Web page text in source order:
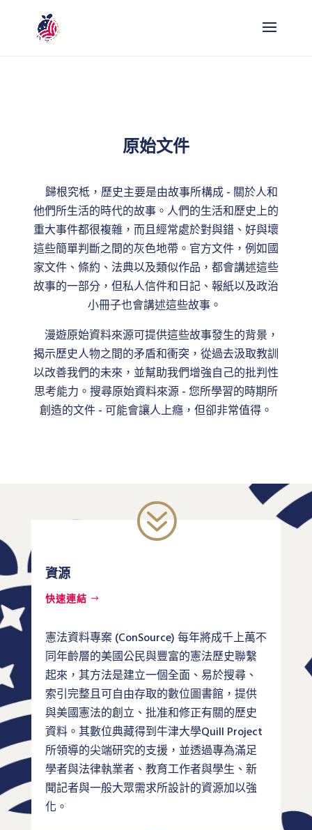
原始文件
歸根究柢，歷史主要是由故事所構成 - 關於人和
他們所生活的時代的故事。人們的生活和歷史上的
重大事件都很複雜，而且經常處於對與錯、好與壞
這些簡單判斷之間的灰色地帶。官方文件，例如國
家文件、條約、法典以及類似作品，都會講述這些
故事的一部分，但私人信件和日記、報紙以及政治
小冊子也會講述這些故事。
漫遊原始資料來源可提供這些故事發生的背景，
揭示歷史人物之間的矛盾和衝突，從過去汲取教訓
以改善我們的未來，並幫助我們增強自己的批判性
思考能力。搜尋原始資料來源 - 您所學習的時期所
創造的文件 - 可能會讓人上癮，但卻非常值得。
?
資源
快速連結
憲法資料專案 (ConSource) 每年將成千上萬不
同年齡層的美國公民與豐富的憲法歷史聯繫
起來，其方法是建立一個全面、易於搜尋、
索引完整且可自由存取的數位圖書館，提供
與美國憲法的創立、批准和修正有關的歷史
資料。其數位典藏得到牛津大學Quill Project
所領導的尖端研究的支援，並透過專為滿足
學者與法律執業者、教育工作者與學生、新
聞記者與一般大眾需求所設計的資源加以強
化。